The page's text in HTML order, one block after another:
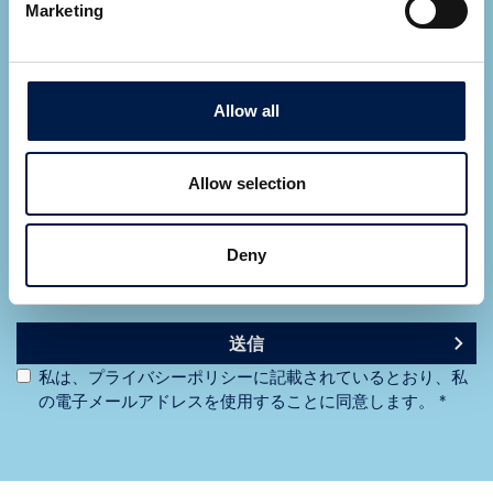
Marketing
Allow all
Allow selection
Deny
送信
私は、プライバシーポリシーに記載されているとおり、私
の電子メールアドレスを使用することに同意します。 *